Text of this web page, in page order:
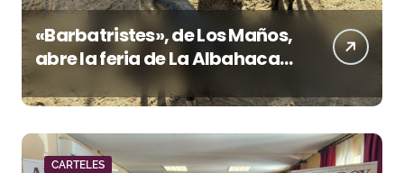
«Barbatristes», de Los Maños,
abre la feria de La Albahaca
de Huesca
CARTELES